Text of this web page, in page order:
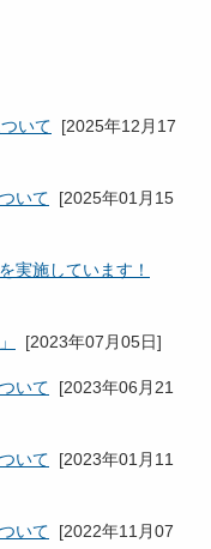
いて [2025年12月17
いて [2025年01月15
実施しています！
[2023年07月05日]
いて [2023年06月21
いて [2023年01月11
いて [2022年11月07